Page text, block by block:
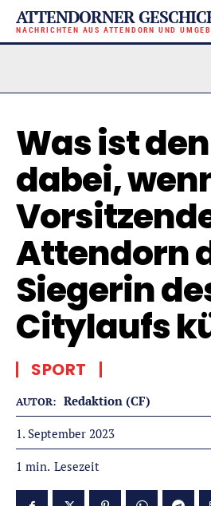
ATTENDORNER
NACHRICHTEN AUS ATTENDORN UND
Was ist
dabei,
Attendorn
Siegerin
Citylaufs
SPORT
AUTOR: Redaktion (CF)
1. September 2023
1 min. Lesezeit